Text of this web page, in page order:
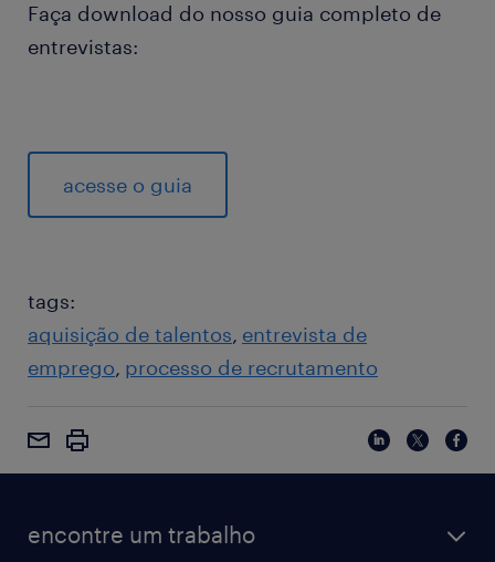
Faça download do nosso guia completo de
entrevistas:
acesse o guia
tags:
aquisição de talentos entrevista de
emprego processo de recrutamento
encontre um trabalho